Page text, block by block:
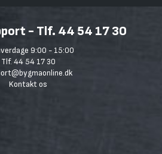
- Tlf. 44 54 17 30
9:00 - 15:00
Tlf. 44 54 17 30
Kontakt os